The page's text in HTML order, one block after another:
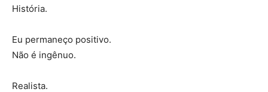
História.
Eu permaneço positivo.
Não é ingênuo.
Realista.